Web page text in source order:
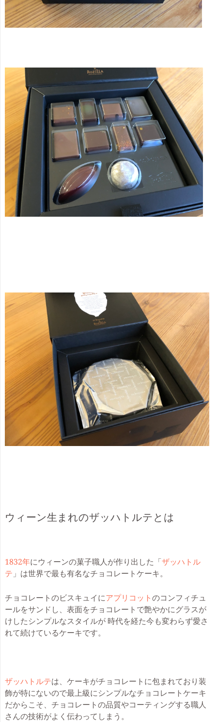
ウィーン生まれのザッハトルテとは
1832年にウィーンの菓子職人が作り出した「ザッハトル
テ 」は世界で最も有名なチョコレートケーキ。
チョコレートのビスキュイにアプリコットのコンフィチュ
ールをサンドし、表面をチョコレートで艶やかにグラスが
けしたシンプルなスタイルが 時代を経た今も変わらず愛さ
れて続けているケーキです。
ザッハトルテは、ケーキがチョコレートに包まれており装
飾が特にないので最上級にシンプルなチョコレートケーキ
だからこそ、チョコレートの品質やコーティングする職人
さんの技術がよく伝わってしまう。